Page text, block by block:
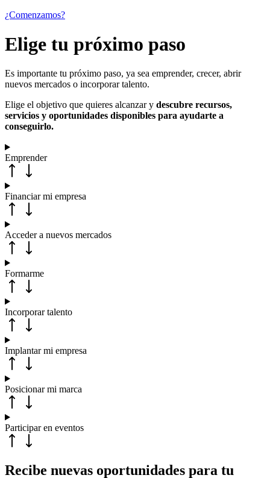
¿Comenzamos?
Elige tu próximo paso
Es importante tu próximo paso, ya sea emprender, crecer, abrir
nuevos mercados o incorporar talento.
Elige el objetivo que quieres alcanzar y descubre recursos,
servicios y oportunidades disponibles para ayudarte a
conseguirlo.
Emprender
Financiar mi empresa
Acceder a nuevos mercados
Formarme
Incorporar talento
Implantar mi empresa
Posicionar mi marca
Participar en eventos
Recibe nuevas oportunidades para tu